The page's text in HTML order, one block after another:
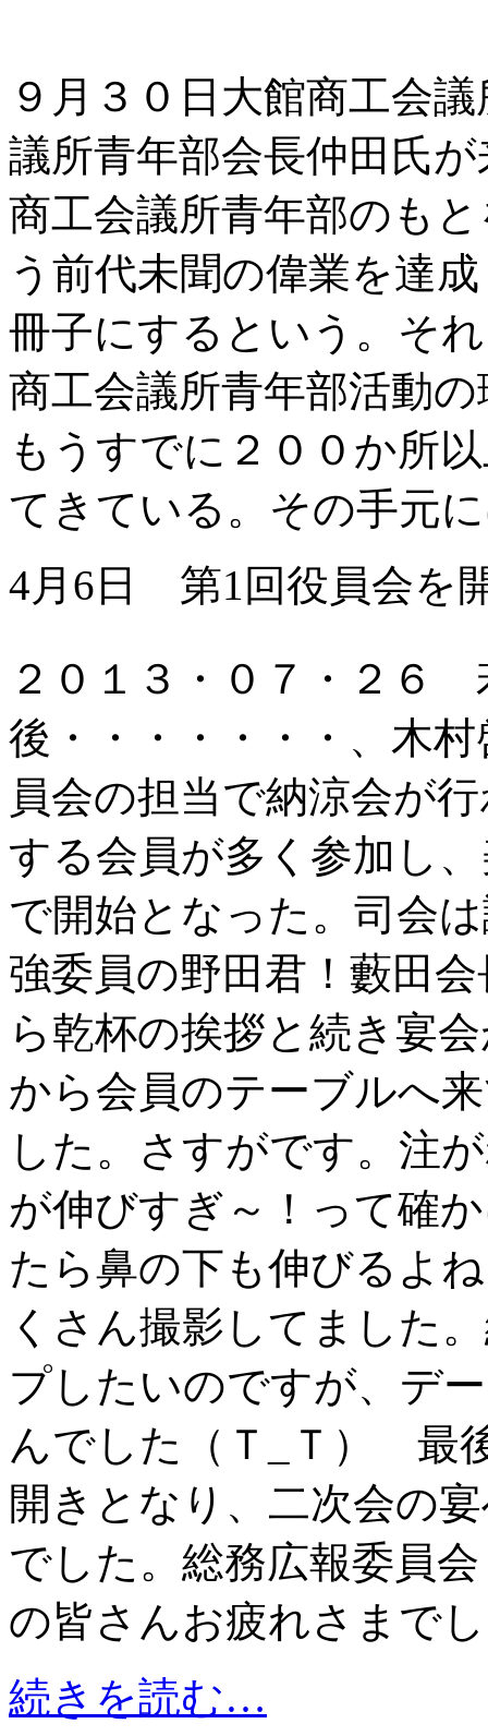
９月３０日大館商工会
議所青年部会長仲田氏
商工会議所青年部のも
う前代未聞の偉業を達
冊子にするという。そ
商工会議所青年部活動
もうすでに２００か所
てきている。その手元
4月6日 第1回役員会を
２０１３・０７・２６
後・・・・・・・、木
員会の担当で納涼会が
する会員が多く参加し
で開始となった。司会
強委員の野田君！藪田
ら乾杯の挨拶と続き宴
から会員のテーブルへ
した。さすがです。注
が伸びすぎ～！って確
たら鼻の下も伸びるよ
くさん撮影してました
プしたいのですが、デ
んでした（Ｔ_Ｔ） 最
開きとなり、二次会の
でした。総務広報委員
の皆さんお疲れさまで
続きを読む…